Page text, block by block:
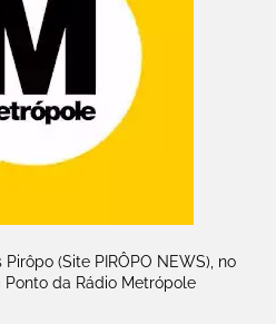
(Site PIRÔPO NEWS), no
Ponto da Rádio Metrópole